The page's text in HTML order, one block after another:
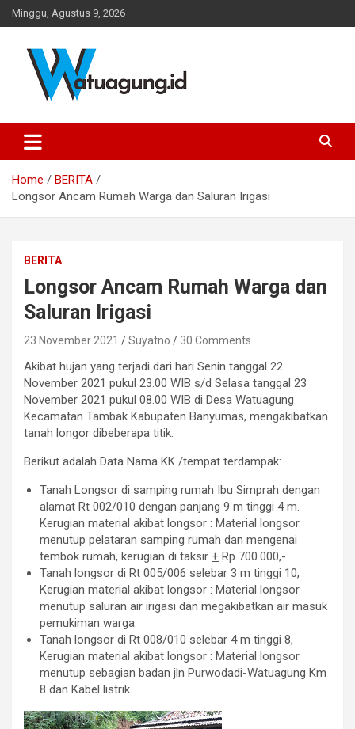
Skip
to
Minggu, Agustus 9, 2026
Watuagung.ID
Banyumas, Jawa Tengah
Home
BERITA
Longsor Ancam Rumah Warga dan Saluran Irigasi
BERITA
Longsor Ancam Rumah Warga dan
Saluran Irigasi
23 November 2021 Suyatno 30 Comments
Akibat hujan yang terjadi dari hari Senin tanggal 22
November 2021 pukul 23.00 WIB s/d Selasa tanggal 23
November 2021 pukul 08.00 WIB di Desa Watuagung
Kecamatan Tambak Kabupaten Banyumas, mengakibatkan
tanah longor dibeberapa titik.
Berikut adalah Data Nama KK /tempat terdampak:
Tanah Longsor di samping rumah Ibu Simprah dengan
alamat Rt 002/010 dengan panjang 9 m tinggi 4 m.
Kerugian material akibat longsor : Material longsor
menutup pelataran samping rumah dan mengenai
tembok rumah, kerugian di taksir + Rp 700.000,-
Tanah longsor di Rt 005/006 selebar 3 m tinggi 10,
Kerugian material akibat longsor : Material longsor
menutup saluran air irigasi dan megakibatkan air masuk
pemukiman warga.
Tanah longsor di Rt 008/010 selebar 4 m tinggi 8,
Kerugian material akibat longsor : Material longsor
menutup sebagian badan jln Purwodadi-Watuagung Km
8 dan Kabel listrik.